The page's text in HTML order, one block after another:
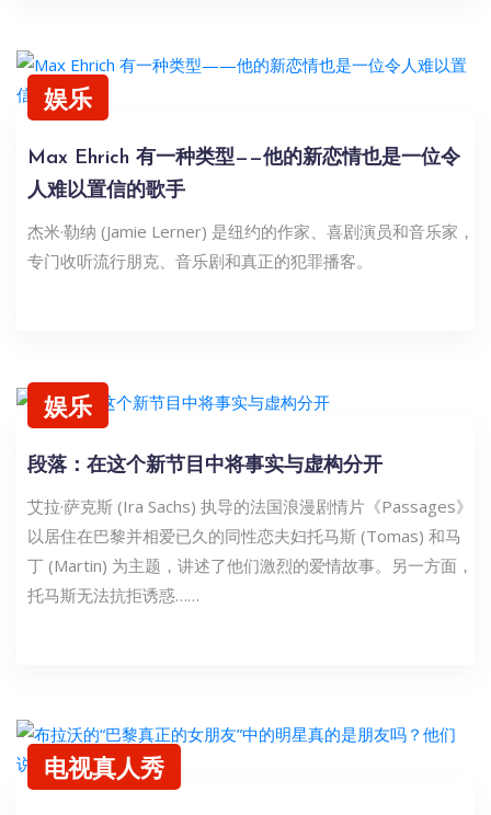
娱乐
Max Ehrich 有一种类型——他的新恋情也是一位令
人难以置信的歌手
杰米·勒纳 (Jamie Lerner) 是纽约的作家、喜剧演员和音乐家，
专门收听流行朋克、音乐剧和真正的犯罪播客。
娱乐
段落：在这个新节目中将事实与虚构分开
艾拉·萨克斯 (Ira Sachs) 执导的法国浪漫剧情片《Passages》
以居住在巴黎并相爱已久的同性恋夫妇托马斯 (Tomas) 和马
丁 (Martin) 为主题，讲述了他们激烈的爱情故事。另一方面，
托马斯无法抗拒诱惑……
电视真人秀